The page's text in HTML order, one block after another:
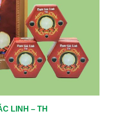
LINH – TH